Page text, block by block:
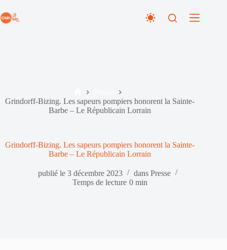
au
contenu
Accueil
Grindorff-Bizing. Les sapeurs pompiers honorent la Sainte-
Barbe – Le Républicain Lorrain
Grindorff-Bizing. Les sapeurs pompiers honorent la Sainte-
Barbe – Le Républicain Lorrain
publié le 3 décembre 2023 dans Presse
Temps de lecture 0 min